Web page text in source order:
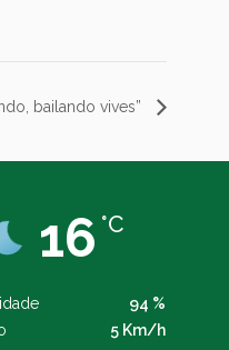
bailando vives”
16 °C
94 %
5 Km/h